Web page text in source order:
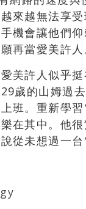
來越無法享
機會讓他們
再當愛美許人
美許人似乎
歲的山姆過
班。重新學
在其中。他
從未想過一台